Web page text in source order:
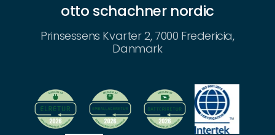
otto schachner nordic
Prinsessens Kvarter 2, 7000 Fredericia,
Danmark